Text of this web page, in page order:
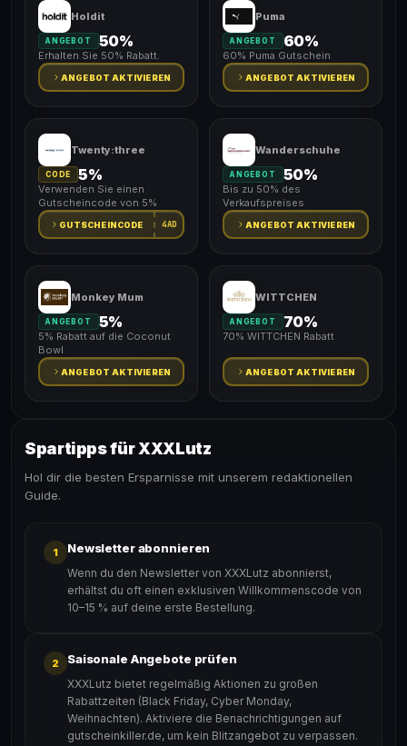
Holdit
ANGEBOT 50%
Erhalten Sie 50% Rabatt.
ANGEBOT AKTIVIEREN
Puma
ANGEBOT 60%
60% Puma Gutschein
ANGEBOT AKTIVIEREN
Twenty:three
CODE 5%
Verwenden Sie einen
Gutscheincode von 5%
GUTSCHEINCODE 4AD
Wanderschuhe
ANGEBOT 50%
Bis zu 50% des
Verkaufspreises
ANGEBOT AKTIVIEREN
Monkey Mum
ANGEBOT 5%
5% Rabatt auf die Coconut
Bowl
ANGEBOT AKTIVIEREN
WITTCHEN
ANGEBOT 70%
70% WITTCHEN Rabatt
ANGEBOT AKTIVIEREN
Spartipps für XXXLutz
Hol dir die besten Ersparnisse mit unserem redaktionellen
Guide.
1 Newsletter abonnieren
Wenn du den Newsletter von XXXLutz abonnierst,
erhältst du oft einen exklusiven Willkommenscode von
10–15 % auf deine erste Bestellung.
2 Saisonale Angebote prüfen
XXXLutz bietet regelmäßig Aktionen zu großen
Rabattzeiten (Black Friday, Cyber Monday,
Weihnachten). Aktiviere die Benachrichtigungen auf
gutscheinkiller.de, um kein Blitzangebot zu verpassen.